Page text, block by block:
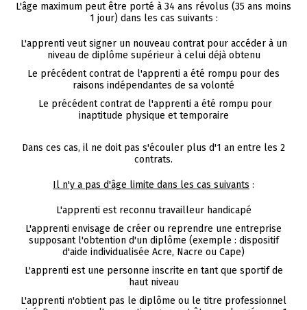
L'âge maximum peut être porté à 34 ans révolus (35 ans moins
1 jour) dans les cas suivants :
L'apprenti veut signer un nouveau contrat pour accéder à un
niveau de diplôme supérieur à celui déjà obtenu
Le précédent contrat de l'apprenti a été rompu pour des
raisons indépendantes de sa volonté
Le précédent contrat de l'apprenti a été rompu pour
inaptitude physique et temporaire
Dans ces cas, il ne doit pas s'écouler plus d'1 an entre les 2
contrats.
Il n'y a pas d'âge limite dans les cas suivants :
L'apprenti est reconnu travailleur handicapé
L'apprenti envisage de créer ou reprendre une entreprise
supposant l'obtention d'un diplôme (exemple : dispositif
d'aide individualisée Acre, Nacre ou Cape)
L'apprenti est une personne inscrite en tant que sportif de
haut niveau
L'apprenti n'obtient pas le diplôme ou le titre professionnel